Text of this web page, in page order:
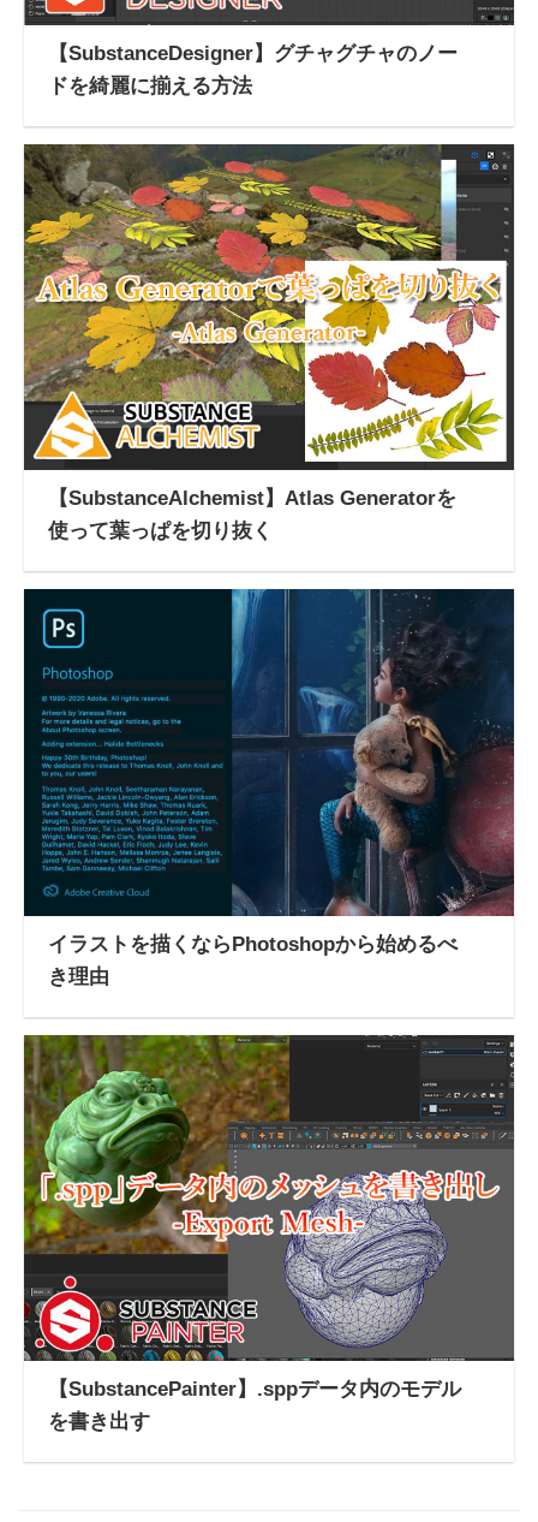
【SubstanceDesigner】グチャグチャのノー
ドを綺麗に揃える方法
【SubstanceAlchemist】Atlas Generatorを
使って葉っぱを切り抜く
イラストを描くならPhotoshopから始めるべ
き理由
【SubstancePainter】.sppデータ内のモデル
を書き出す